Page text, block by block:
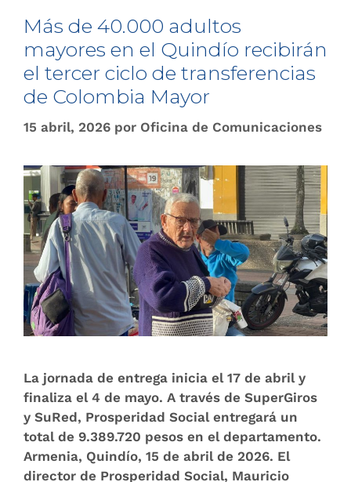
Más de 40.000 adultos
mayores en el Quindío recibirán
el tercer ciclo de transferencias
de Colombia Mayor
15 abril, 2026 por Oficina de Comunicaciones
La jornada de entrega inicia el 17 de abril y
finaliza el 4 de mayo. A través de SuperGiros
y SuRed, Prosperidad Social entregará un
total de 9.389.720 pesos en el departamento.
Armenia, Quindío, 15 de abril de 2026. El
director de Prosperidad Social, Mauricio